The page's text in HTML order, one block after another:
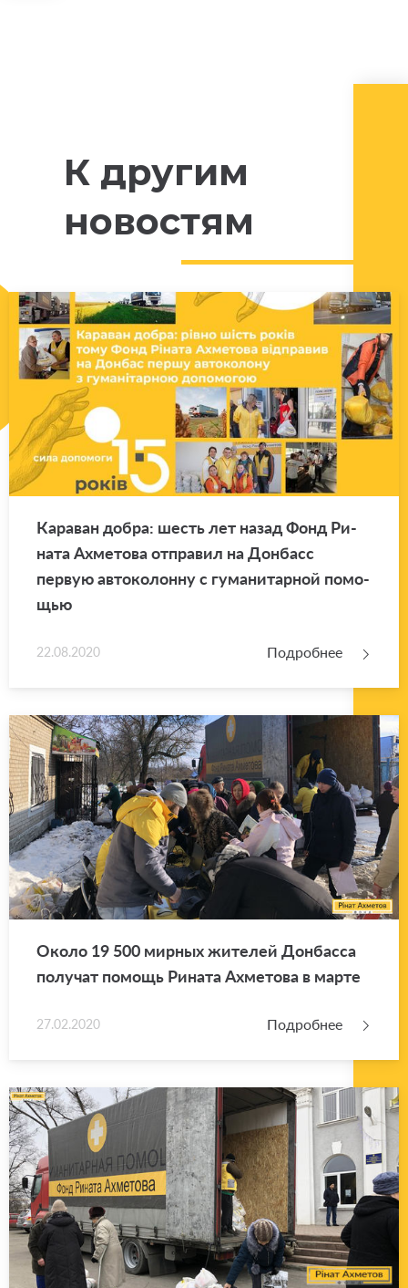
К другим
новостям
Ка­ра­ван добра: шесть лет назад Фонд Ри­
на­та Ах­ме­то­ва от­пра­вил на Дон­басс
первую ав­то­ко­лон­ну с гу­ма­ни­тар­ной по­мо­
щью
22.08.2020 Подробнее
Около 19 500 мир­ных жи­те­лей Дон­бас­са
по­лу­чат по­мощь Ри­на­та Ах­ме­то­ва в марте
27.02.2020 Подробнее